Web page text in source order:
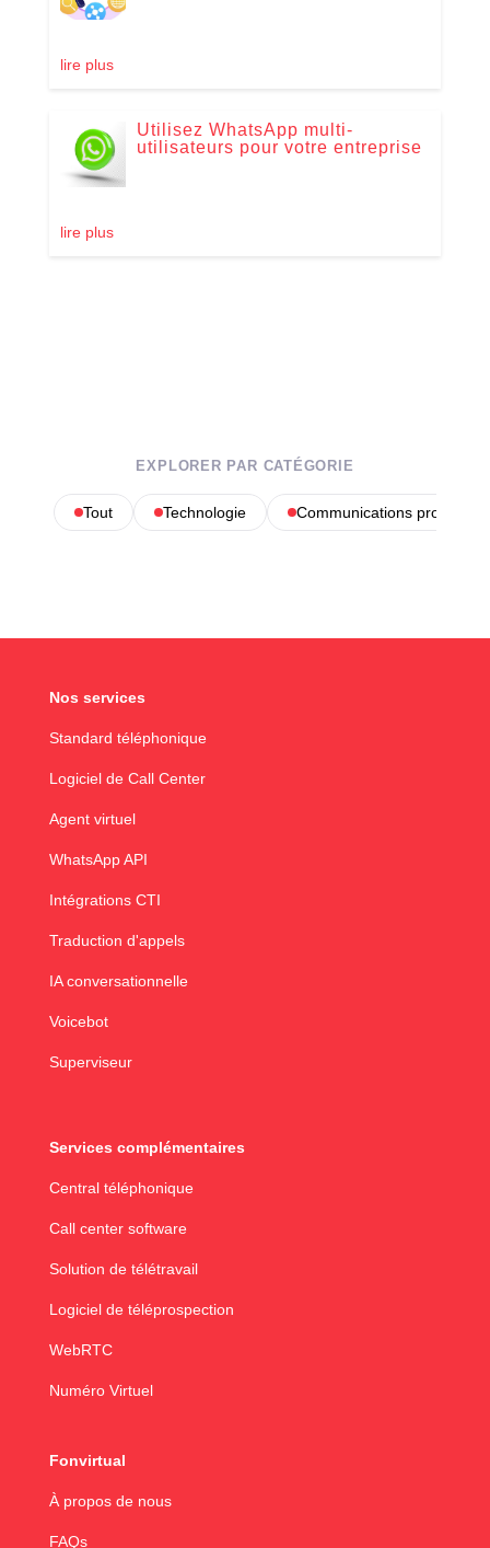
lire plus
Utilisez WhatsApp multi-
utilisateurs pour votre entreprise
lire plus
EXPLORER PAR CATÉGORIE
Tout Technologie Communications
Nos services
Standard téléphonique
Logiciel de Call Center
Agent virtuel
WhatsApp API
Intégrations CTI
Traduction d'appels
IA conversationnelle
Voicebot
Superviseur
Services complémentaires
Central téléphonique
Call center software
Solution de télétravail
Logiciel de téléprospection
WebRTC
Numéro Virtuel
Fonvirtual
À propos de nous
FAQs